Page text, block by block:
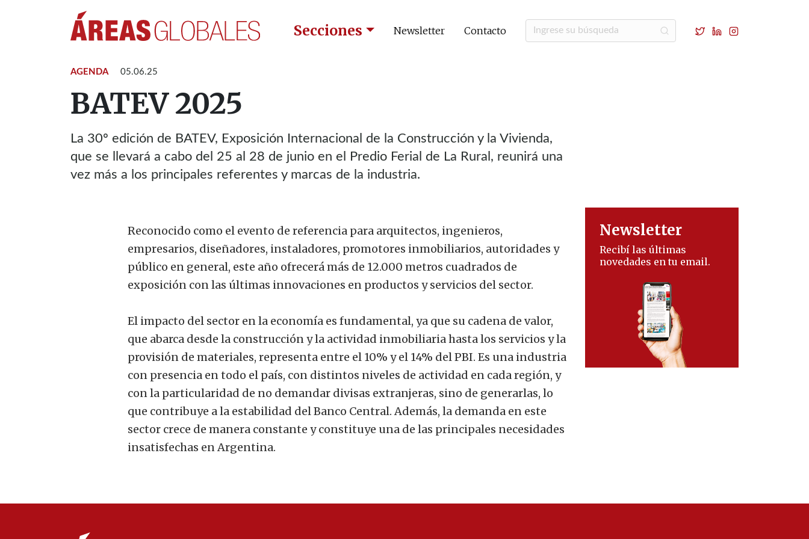
Secciones Newsletter Contacto
AGENDA 05.06.25
BATEV 2025
La 30º edición de BATEV, Exposición Internacional de la Construcción y la Vivienda,
que se llevará a cabo del 25 al 28 de junio en el Predio Ferial de La Rural, reunirá una
vez más a los principales referentes y marcas de la industria.
Reconocido como el evento de referencia para arquitectos, ingenieros,
empresarios, diseñadores, instaladores, promotores inmobiliarios, autoridades y
público en general, este año ofrecerá más de 12.000 metros cuadrados de
exposición con las últimas innovaciones en productos y servicios del sector.
El impacto del sector en la economía es fundamental, ya que su cadena de valor,
que abarca desde la construcción y la actividad inmobiliaria hasta los servicios y la
provisión de materiales, representa entre el 10% y el 14% del PBI. Es una industria
con presencia en todo el país, con distintos niveles de actividad en cada región, y
con la particularidad de no demandar divisas extranjeras, sino de generarlas, lo
que contribuye a la estabilidad del Banco Central. Además, la demanda en este
sector crece de manera constante y constituye una de las principales necesidades
insatisfechas en Argentina.
Newsletter
Recibí las últimas
novedades en tu email.